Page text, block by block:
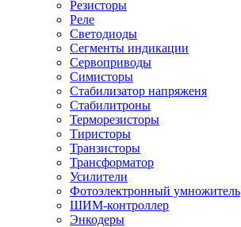
Резисторы
Реле
Светодиоды
Сегменты индикации
Сервоприводы
Симисторы
Стабилизатор напряженя
Стабилитроны
Терморезисторы
Тиристоры
Транзисторы
Трансформатор
Усилители
Фотоэлектронный умножитель
ШИМ-контроллер
Энкодеры